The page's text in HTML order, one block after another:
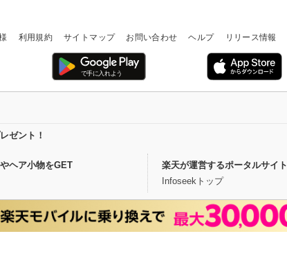
利用規約 サイトマップ お問い合わせ ヘルプ リリース情報
ゼント！
ヘア小物をGET
楽天が運営するポータルサイト
Infoseekトップ